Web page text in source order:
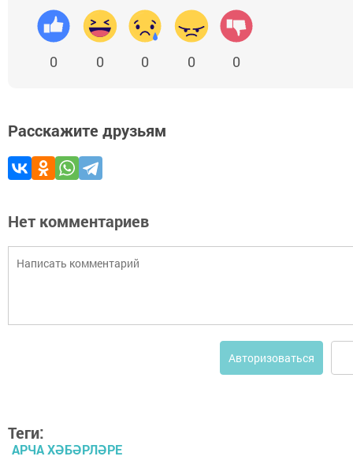
0 0 0 0 0
Расскажите друзьям
Нет комментариев
Авторизоваться
Теги:
АРЧА ХӘБӘРЛӘРЕ